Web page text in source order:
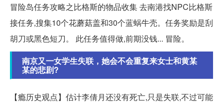
冒险岛任务攻略之比格斯的物品收集 去南港找NPC比格斯
接任务,搜集10个花蘑菇盖和30个蓝蜗牛壳。任务奖励是刮
胡刀或黑色短刀。 此任务值得做,前期没钱... 冒险。
南京又一女学生失联，她会不会重复来女士和黄某
某的悲剧?
【瘾历史观点】估计李倩月还没有死亡,只是失联,不过可能